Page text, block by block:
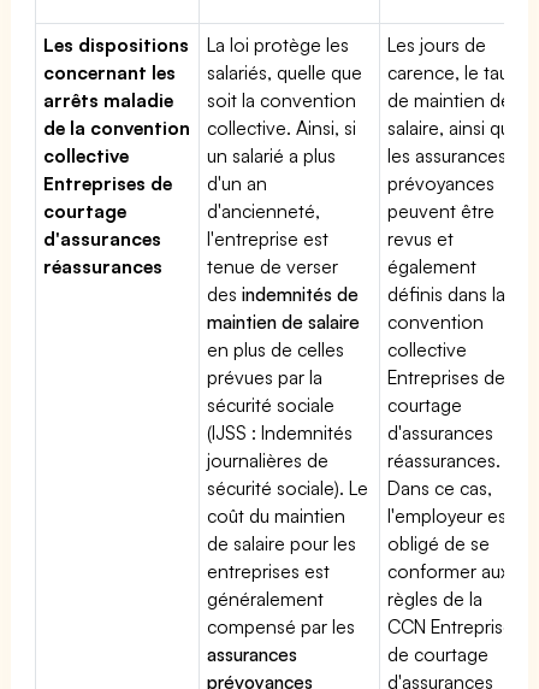
Les dispositions
concernant les
arrêts maladie
de la convention
collective
Entreprises de
courtage
d'assurances
réassurances
La loi protège les
salariés, quelle que
soit la convention
collective. Ainsi, si
un salarié a plus
d'un an
d'ancienneté,
l'entreprise est
tenue de verser
desindemnités de
maintien de salaire
en plus de celles
prévues par la
sécurité sociale
(IJSS : Indemnités
journalières de
sécurité sociale). Le
coût du maintien
de salaire pour les
entreprises est
généralement
compensé par les
assurances
prévoyances
Les jours de
carence, le taux
de maintien de
salaire, ainsi que
les assurances
prévoyances
peuvent être
revus et
également
définis dans la
convention
collective
Entreprises de
courtage
d'assurances
réassurances.
Dans ce cas,
l'employeur est
obligé de se
conformer aux
règles de la
CCN Entreprises
de courtage
d'assurances